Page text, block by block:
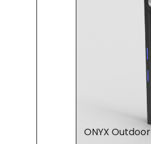
ONYX Outdoor